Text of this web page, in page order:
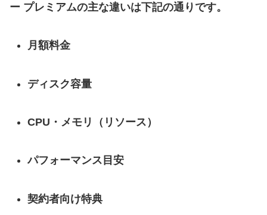
ー プレミアムの主な違いは下記の通りです。
月額料金
ディスク容量
CPU・メモリ（リソース）
パフォーマンス目安
契約者向け特典